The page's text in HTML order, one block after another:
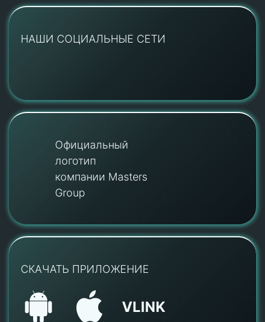
НАШИ СОЦИАЛЬНЫЕ СЕТИ
Официальный
логотип
компании Masters
Group
СКАЧАТЬ ПРИЛОЖЕНИЕ
VLINK